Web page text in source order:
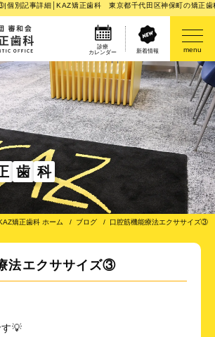
個別記事詳細│KAZ矯正歯科 東京都千代田区神保町の矯正歯
診療
カレンダー
新着情報 menu
歯 科
矯正歯科 ホーム ブログ 口腔筋機能療法エクササイズ③
法エクササイズ③
💡
のご案内
紹介